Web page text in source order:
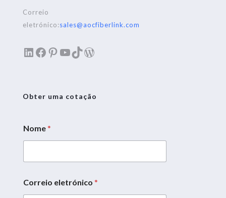
Correio
eletrónico:sales@aocfiberlink.com
LinkedIn
Facebook
Pinterest
YouTube
TikTok
WordPress
Obter uma cotação
Nome*
Correio eletrónico *